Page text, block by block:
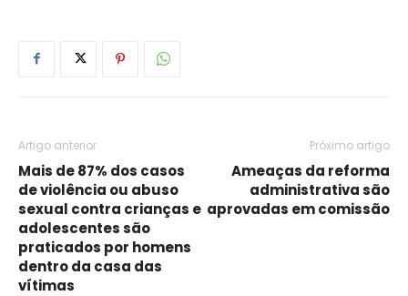
Artigo anterior
Mais de 87% dos casos
de violência ou abuso
sexual contra crianças e
adolescentes são
praticados por homens
dentro da casa das
vítimas
Próximo artigo
Ameaças da reforma
administrativa são
aprovadas em comissão